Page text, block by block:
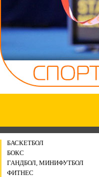
БАСКЕТБОЛ
БОКС
ГАНДБОЛ, МИНИФУТБОЛ
ФИТНЕС